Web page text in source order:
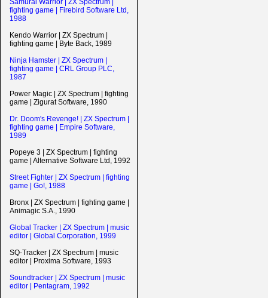
Samurai Warrior | ZX Spectrum |
fighting game | Firebird Software Ltd,
1988
Kendo Warrior | ZX Spectrum |
fighting game | Byte Back, 1989
Ninja Hamster | ZX Spectrum |
fighting game | CRL Group PLC,
1987
Power Magic | ZX Spectrum | fighting
game | Zigurat Software, 1990
Dr. Doom's Revenge! | ZX Spectrum |
fighting game | Empire Software,
1989
Popeye 3 | ZX Spectrum | fighting
game | Alternative Software Ltd, 1992
Street Fighter | ZX Spectrum | fighting
game | Go!, 1988
Bronx | ZX Spectrum | fighting game |
Animagic S.A., 1990
Global Tracker | ZX Spectrum | music
editor | Global Corporation, 1999
SQ-Tracker | ZX Spectrum | music
editor | Proxima Software, 1993
Soundtracker | ZX Spectrum | music
editor | Pentagram, 1992